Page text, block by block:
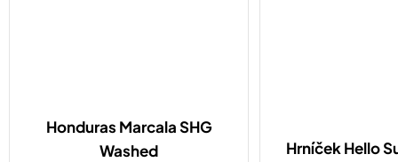
Honduras Marcala SHG
Washed
Hrníček Hello